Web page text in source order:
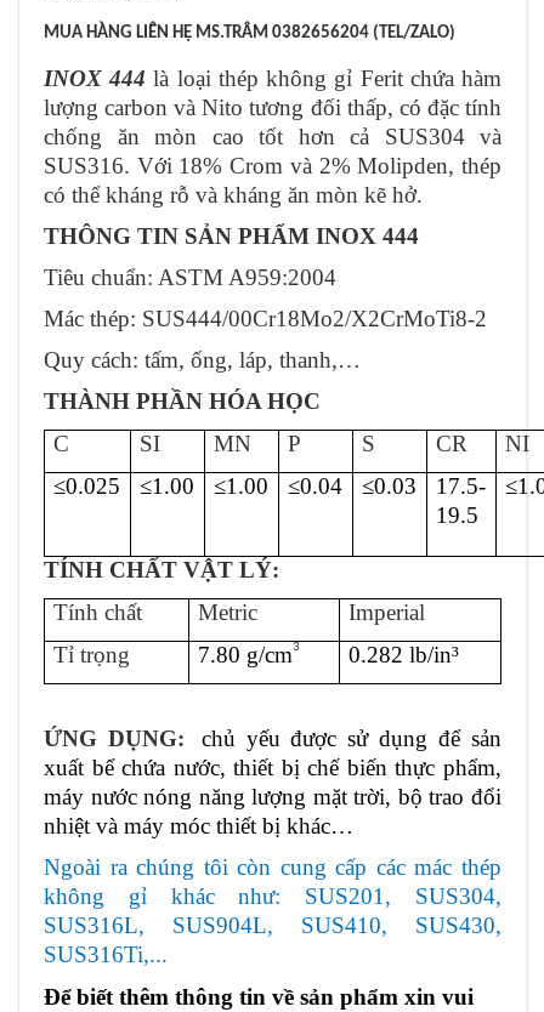
MUA HÀNG LIÊN HỆ MS.TRÂM 0382656204 (TEL/ZALO)
INOX 444 là loại thép không gỉ Ferit chứa hàm
lượng carbon và Nito tương đối thấp, có đặc tính
chống ăn mòn cao tốt hơn cả SUS304 và
SUS316. Với 18% Crom và 2% Molipden, thép
có thể kháng rỗ và kháng ăn mòn kẽ hở.
THÔNG TIN SẢN PHẨM INOX 444
Tiêu chuẩn: ASTM A959:2004
Mác thép: SUS444/00Cr18Mo2/X2CrMoTi8-2
Quy cách: tấm, ống, láp, thanh,…
THÀNH PHẦN HÓA HỌC
C
SI MN P S CR
NI
≤0.025
≤1.00 ≤1.00 ≤0.04 ≤0.03
17.5-
19.5
TÍNH CHẤT VẬT LÝ:
Tính chất
Metric
Imperial
Tỉ trọng
7.80 g/cm3 0.282 lb/in³
ỨNG DỤNG:
chủ yếu được sử dụng để sản
xuất bể chứa nước, thiết bị chế biến thực phẩm,
máy nước nóng năng lượng mặt trời, bộ trao đổi
nhiệt và máy móc thiết bị khác…
Ngoài ra chúng tôi còn cung cấp các mác thép
không gỉ khác như: SUS201, SUS304,
SUS316L, SUS904L, SUS410, SUS430,
SUS316Ti,...
Để biết thêm thông tin về sản phẩm xin vui